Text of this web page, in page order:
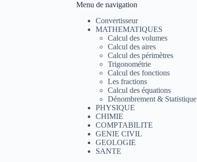
Menu de navigation
Convertisseur
MATHEMATIQUES
Calcul des volumes
Calcul des aires
Calcul des périmètres
Trigonométrie
Calcul des fonctions
Les fractions
Calcul des équations
Dénombrement & Statistique
PHYSIQUE
CHIMIE
COMPTABILITE
GENIE CIVIL
GEOLOGIE
SANTE